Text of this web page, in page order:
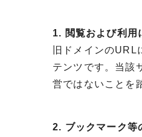
1. 閲覧および利用
旧ドメインの
テンツです。当該
営ではないことを
2. ブックマーク等